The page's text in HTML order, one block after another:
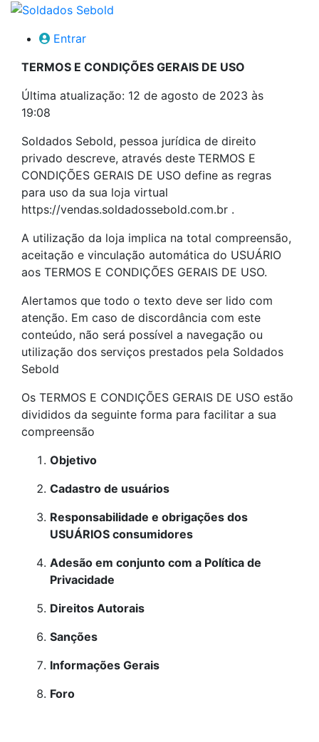
Entrar
TERMOS E CONDIÇÕES GERAIS DE USO
Última atualização: 12 de agosto de 2023 às
19:08
Soldados Sebold, pessoa jurídica de direito
privado descreve, através deste TERMOS E
CONDIÇÕES GERAIS DE USO define as regras
para uso da sua loja virtual
https://vendas.soldadossebold.com.br .
A utilização da loja implica na total compreensão,
aceitação e vinculação automática do USUÁRIO
aos TERMOS E CONDIÇÕES GERAIS DE USO.
Alertamos que todo o texto deve ser lido com
atenção. Em caso de discordância com este
conteúdo, não será possível a navegação ou
utilização dos serviços prestados pela Soldados
Sebold
Os TERMOS E CONDIÇÕES GERAIS DE USO estão
divididos da seguinte forma para facilitar a sua
compreensão
Objetivo
Cadastro de usuários
Responsabilidade e obrigações dos
USUÁRIOS consumidores
Adesão em conjunto com a Política de
Privacidade
Direitos Autorais
Sanções
Informações Gerais
Foro